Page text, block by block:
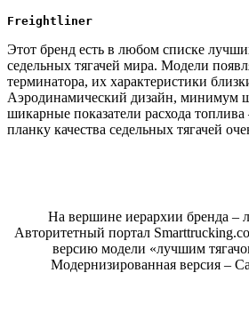
Freightliner
Этот бренд есть в любом списке
седельных тягачей мира. Модели
терминатора, их характеристики
Аэродинамический дизайн, минимум
шикарные показатели расхода топлива
планку качества седельных тягачей
На вершине иерархии бренда –
Авторитетный портал
версию модели «лучшим
Модернизированная версия –